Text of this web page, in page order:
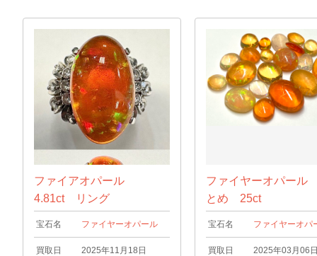
ファイアオパール
4.81ct リング
宝石名 ファイヤーオパール
買取日 2025年11月18日
ファイヤーオパール
とめ 25ct
宝石名 ファイヤーオパ
買取日 2025年03月06